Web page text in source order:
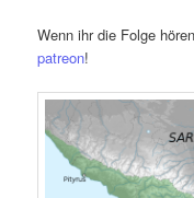
Wenn ihr die Folge
patreon!